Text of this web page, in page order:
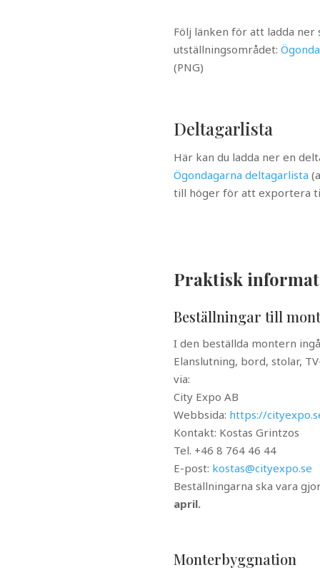
Följ länken för att ladda ner
utställningsområdet:
(PNG)
Deltagarlista
Här kan du ladda ner en
Ögondagarna deltagarlista
till höger för att exportera
Praktisk
Beställningar till
I den beställda montern
Elanslutning, bord, stolar,
via:
City Expo AB
Webbsida: https://
Kontakt: Kostas Grintzos
Tel. +46 8 764 46 44
E-post: kostas@cityexpo.se
Beställningarna ska vara
april.
Monterbyggnation